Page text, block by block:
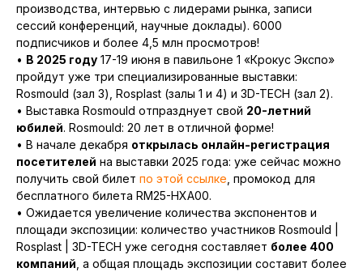
производства, интервью с лидерами рынка, записи
сессий конференций, научные доклады). 6000
подписчиков и более 4,5 млн просмотров!
• В 2025 году 17-19 июня в павильоне 1 «Крокус Экспо»
пройдут уже три специализированные выставки:
Rosmould (зал 3), Rosplast (залы 1 и 4) и 3D-TECH (зал 2).
• Выставка Rosmould отпразднует свой 20-летний
юбилей. Rosmould: 20 лет в отличной форме!
• В начале декабря открылась онлайн-регистрация
посетителей на выставки 2025 года: уже сейчас можно
получить свой билет по этой ссылке , промокод для
бесплатного билета RM25-HXA00.
• Ожидается увеличение количества экспонентов и
площади экспозиции: количество участников Rosmould |
Rosplast | 3D-TECH уже сегодня составляет более 400
компаний , а общая площадь экспозиции составит более